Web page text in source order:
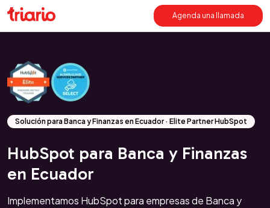
Agenda una llamada
Solución para Banca y Finanzas en Ecuador · Elite Partner HubSpot
HubSpot para Banca y Finanzas
en Ecuador
Implementamos HubSpot para empresas de Banca y